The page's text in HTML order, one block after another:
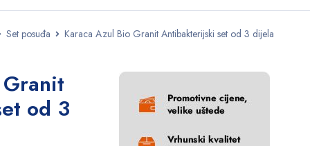
Set posuđa Karaca Azul Bio Granit Antibakterijski set od 3 dijela
od 3